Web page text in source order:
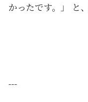
かったです。」 と
---